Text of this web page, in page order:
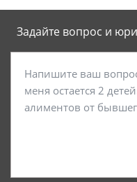
Задайте вопрос и